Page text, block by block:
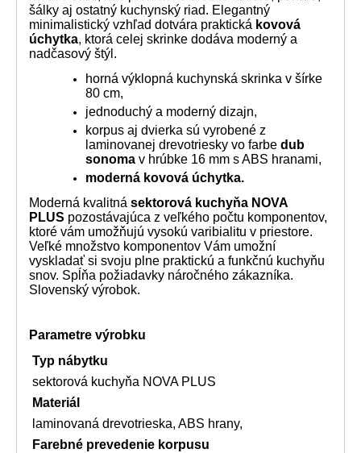
šálky aj ostatný kuchynský riad. Elegantný
minimalistický vzhľad dotvára praktická kovová
úchytka, ktorá celej skrinke dodáva moderný a
nadčasový štýl.
horná výklopná kuchynská skrinka v šírke
80 cm,
jednoduchý a moderný dizajn,
korpus aj dvierka sú vyrobené z
laminovanej drevotriesky vo farbe dub
sonoma v hrúbke 16 mm s ABS hranami,
moderná kovová úchytka.
Moderná kvalitná sektorová kuchyňa NOVA
PLUS pozostávajúca z veľkého počtu komponentov,
ktoré vám umožňujú vysokú varibialitu v priestore.
Veľké množstvo komponentov Vám umožní
vyskladať si svoju plne praktickú a funkčnú kuchyňu
snov. Spĺňa požiadavky náročného zákazníka.
Slovenský výrobok.
Parametre výrobku
Typ nábytku
sektorová kuchyňa NOVA PLUS
Materiál
laminovaná drevotrieska, ABS hrany,
Farebné prevedenie korpusu